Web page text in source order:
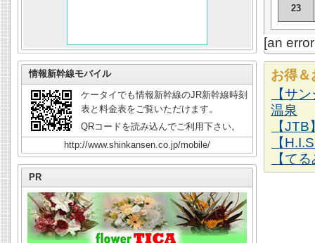
23
[an
お得＆
【サ
温泉
【
【
【て
情報新幹線モバイル
ケータイでも情報新幹線のJR新幹線時刻
表と料金表をご覧いただけます。
QRコードを読み込んでご利用下さい。
http://www.shinkansen.co.jp/mobile/
PR